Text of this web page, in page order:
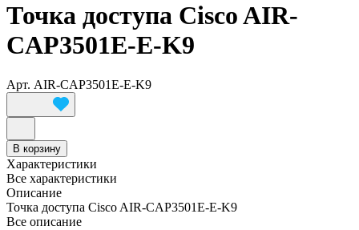
Точка доступа Cisco AIR-
CAP3501E-E-K9
Арт. AIR-CAP3501E-E-K9
В корзину
Характеристики
Все характеристики
Описание
Точка доступа Cisco AIR-CAP3501E-E-K9
Все описание